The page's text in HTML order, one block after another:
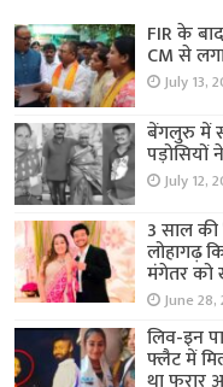
FIR के
CM से
July 13,
बेंगलुरु में
July 12,
3 साल की
लोहागढ़
मंगेतर को
June 28,
लिव-इन
फ्लैट में